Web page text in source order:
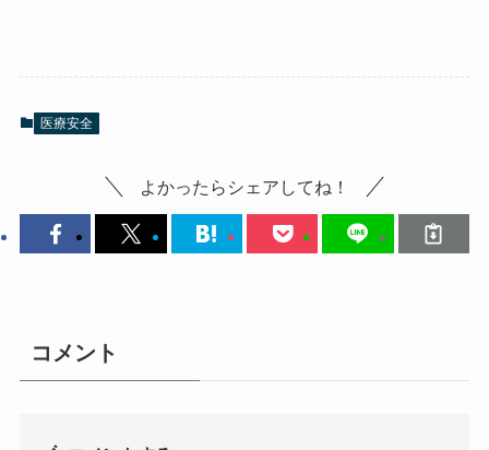
医療安全
よかったらシェアしてね！
コメント